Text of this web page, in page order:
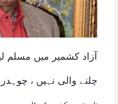
آزاد کشمیر میں
چلنے والی نہیں ،